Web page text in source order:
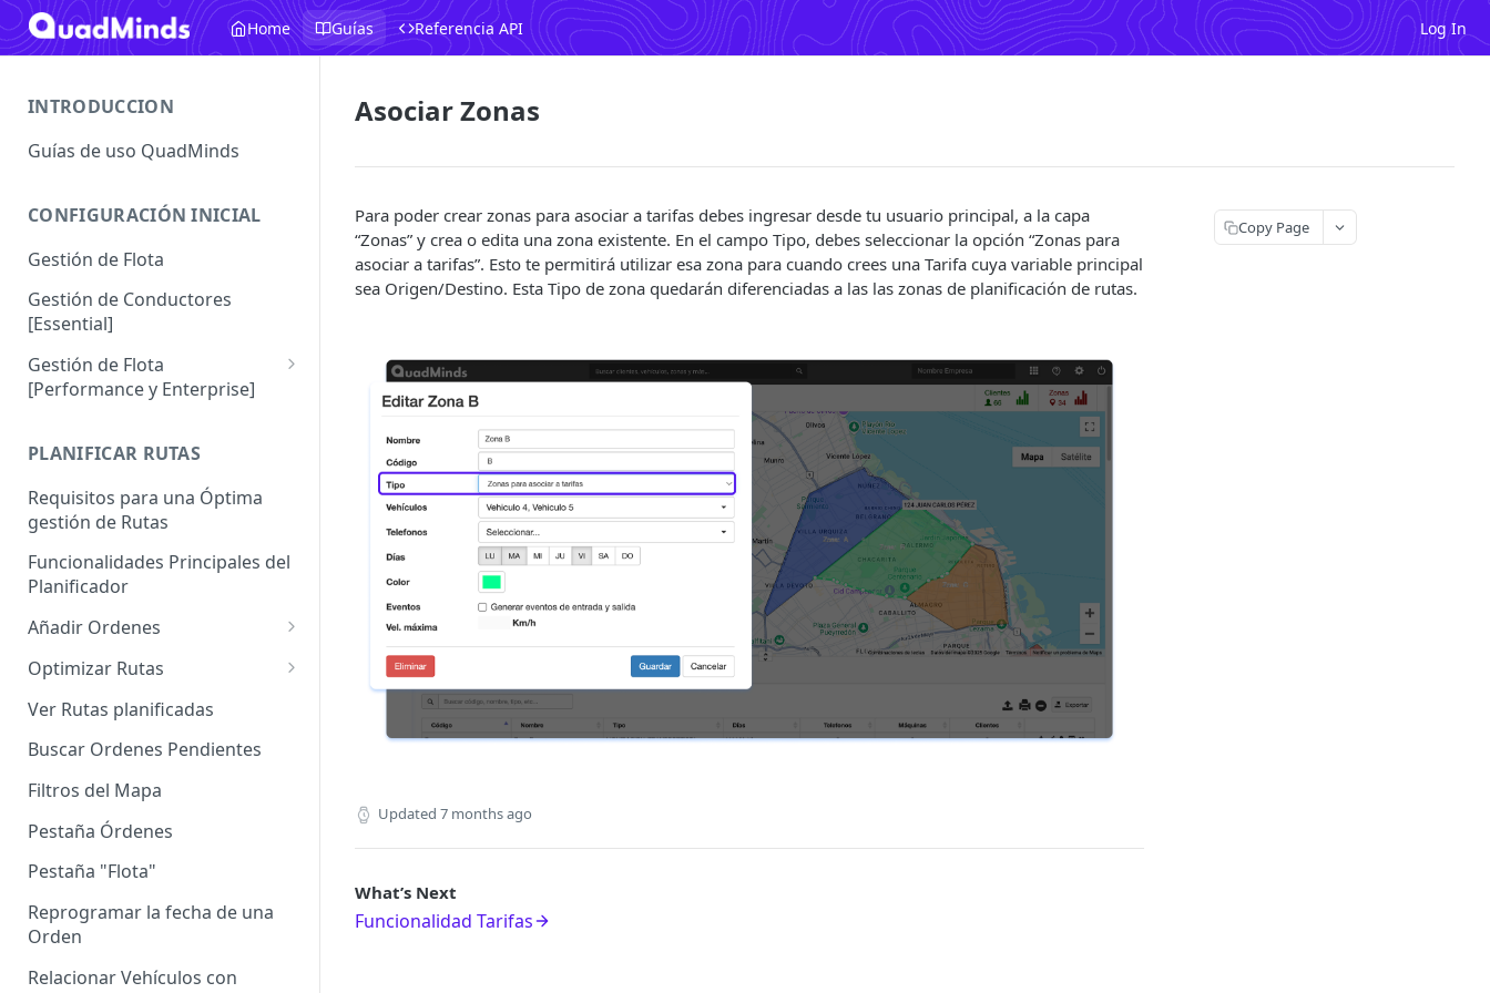
Home Guías Referencia API Log In
INTRODUCCION
Guías de uso QuadMinds
CONFIGURACIÓN INICIAL
Gestión de Flota
Gestión de Conductores
[Essential]
Gestión de Flota
[Performance y Enterprise]
Enterprise]
Vehículos
Agrupación de dispositivos
Asignación de dispositivos a
usuarios
PLANIFICAR RUTAS
Requisitos para una Óptima
gestión de Rutas
Funcionalidades Principales del
Planificador
Añadir Ordenes
Definición de una Orden
Añadir de forma manual
Añadir con el archivo standard
Añadir con Plantilla propia
Añadir con la plantilla
Añadir desde Tiendas e-
Optimizar Rutas
¿Cómo Saber si mi ruta está
optimizada?
Variables para optimizar las
Rutas
Definir la Ventana Horaria de
Definir el tiempo de Servicio al
Ver Rutas planificadas
Buscar Ordenes Pendientes
Filtros del Mapa
Pestaña Órdenes
Pestaña "Flota"
Reprogramar la fecha de una
Orden
Relacionar Vehículos con
Asociar Zonas
Para poder crear zonas para asociar a tarifas debes ingresar desde tu usuario principal, a la capa
“Zonas” y crea o edita una zona existente. En el campo Tipo, debes seleccionar la opción “Zonas para
asociar a tarifas”. Esto te permitirá utilizar esa zona para cuando crees una Tarifa cuya variable principal
sea Origen/Destino. Esta Tipo de zona quedarán diferenciadas a las las zonas de planificación de rutas.
Updated 7 months ago
What’s Next
Funcionalidad Tarifas
Copy Page